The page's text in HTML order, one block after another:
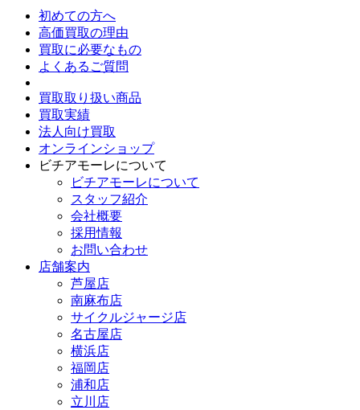
初めての方へ
高価買取の理由
買取に必要なもの
よくあるご質問
買取取り扱い商品
買取実績
法人向け買取
オンラインショップ
ビチアモーレについて
ビチアモーレについて
スタッフ紹介
会社概要
採用情報
お問い合わせ
店舗案内
芦屋店
南麻布店
サイクルジャージ店
名古屋店
横浜店
福岡店
浦和店
立川店